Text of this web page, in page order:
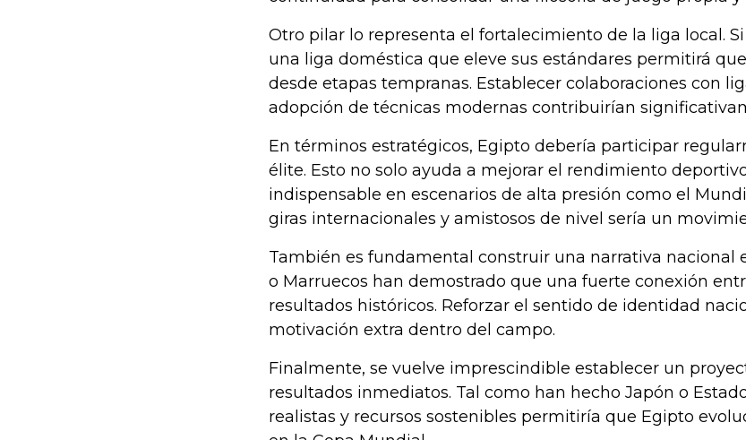
Otro pilar lo representa el fortalecimiento de la liga local.
una liga doméstica que eleve sus estándares permitirá
desde etapas tempranas. Establecer colaboraciones con
adopción de técnicas modernas contribuirían
En términos estratégicos, Egipto debería participar
élite. Esto no solo ayuda a mejorar el rendimiento
indispensable en escenarios de alta presión como el
giras internacionales y amistosos de nivel sería un
También es fundamental construir una narrativa nacional
o Marruecos han demostrado que una fuerte conexión
resultados históricos. Reforzar el sentido de identidad
motivación extra dentro del campo.
Finalmente, se vuelve imprescindible establecer un
resultados inmediatos. Tal como han hecho Japón o
realistas y recursos sostenibles permitiría que Egipto